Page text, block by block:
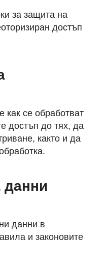
за защита на
достъп
как се обработват
достъп до тях, да
както и да
данни
данни в
и законовите